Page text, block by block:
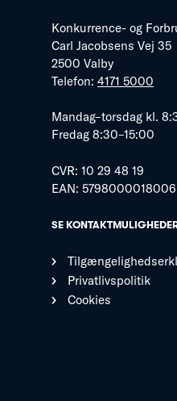
Konkurrence- og
Carl Jacobsens Vej 35
2500 Valby
Telefon: 4171 5000
Mandag–torsdag kl.
Fredag 8:30–15:00
CVR: 10 29 48 19
EAN: 5798000018006
SE
Privatlivspolitik
Cookies